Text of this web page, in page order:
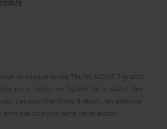
un casque audio Teufel MOVE 2 gratuit
ou le retour en liquide de la valeur des
Les marchandises B-stock, les éditions
sont pas compris dans cette action.